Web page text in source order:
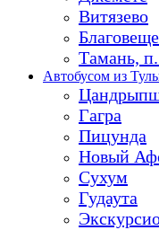
Витязево
Тамань,
Автобусом из
Гагра
Пицунда
Новый
Сухум
Гудаута